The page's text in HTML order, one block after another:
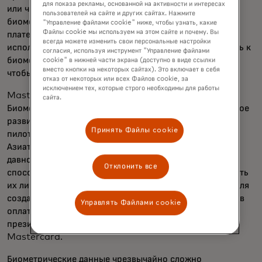
или через приложение, регистрировать свои
биометрические данные и привязывать к ним свои
платежные реквизиты. Тогда им останется лишь
использовать распознавание лица или поднести ладонь к
биометрическому считывателю на кассе, вместо того
чтобы доставать карты или телефоны.
Mastercard недавно запустила программу
Биометрической кассы, чтобы направлять ответственное
развитие этой новой технологии. Ожидается запуск
пилотных проектов в регионе Ближнего Востока и
Азиатско-Тихоокеанского региона в 2021 году. «Мы
давно считали, что биометрия — более безопасный
способ, чем пароли, чтобы распознавать и подтверждать
их личности, и хотим использовать эту безопасность для
создания более бесшовных и инновационных способов
оплаты», — говорит Крис Рейд, исполнительный вице-
президент по идентификационным решениям в
Mastercard.
Биометрические данные чрезвычайно сложно
для показа рекламы, основанной на активности и интересах
пользователей на сайте и других сайтах. Нажмите
"Управление файлами cookie" ниже, чтобы узнать, какие
Файлы cookie мы используем на этом сайте и почему. Вы
всегда можете изменить свои персональные настройки
согласия, используя инструмент "Управление файлами
cookie" в нижней части экрана (доступно в виде ссылки
вместо кнопки на некоторых сайтах). Это включает в себя
отказ от некоторых или всех Файлов cookie, за
исключением тех, которые строго необходимы для работы
сайта.
Принять Файлы cookie
Отклонить все
Управлять Файлами cookie